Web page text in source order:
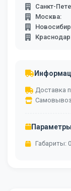
Санкт-
Москва:
Доставка
Самовывоз
Габариты: